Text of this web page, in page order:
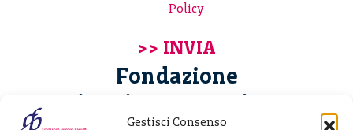
Gestisci Consenso
Policy
Fondazione
Giannino Bassetti ETS